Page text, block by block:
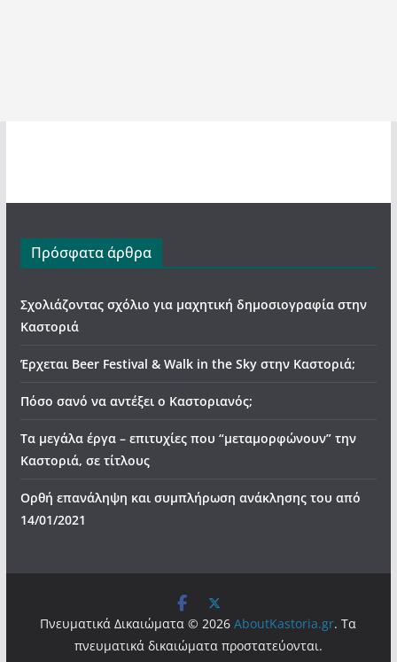
Πρόσφατα άρθρα
Σχολιάζοντας σχόλιο για μαχητική δημοσιογραφία στην
Καστοριά
Έρχεται Beer Festival & Walk in the Sky στην Καστοριά;
Πόσο σανό να αντέξει ο Καστοριανός;
Τα μεγάλα έργα – επιτυχίες που “μεταμορφώνουν” την
Καστοριά, σε τίτλους
Ορθή επανάληψη και συμπλήρωση ανάκλησης του από
14/01/2021
Πνευματικά Δικαιώματα © 2026AboutKastoria.gr. Τα
πνευματικά δικαιώματα προστατεύονται.